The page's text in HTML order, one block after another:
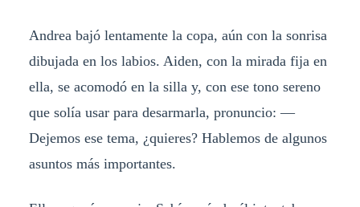
Andrea bajó lentamente la copa, aún con la sonrisa
dibujada en los labios. Aiden, con la mirada fija en
ella, se acomodó en la silla y, con ese tono sereno
que solía usar para desarmarla, pronuncio: —
Dejemos ese tema, ¿quieres? Hablemos de algunos
asuntos más importantes.